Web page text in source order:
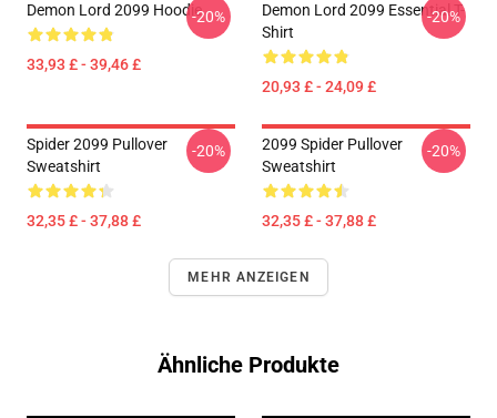
Demon Lord 2099 Hoodie
33,93 £ - 39,46 £
-20%
Demon Lord 2099 Essential T-
Shirt
20,93 £ - 24,09 £
-20%
Spider 2099 Pullover
Sweatshirt
32,35 £ - 37,88 £
-20%
2099 Spider Pullover
Sweatshirt
32,35 £ - 37,88 £
-20%
MEHR ANZEIGEN
Ähnliche Produkte